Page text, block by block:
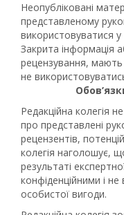
Неопубліковані
представленому
використовуватися
Закрита інформація
рецензування,
не
Редакційна колегія
про представлені
рецензентів,
колегія наголошує,
результаті
конфіденційними і
особистої вигоди.